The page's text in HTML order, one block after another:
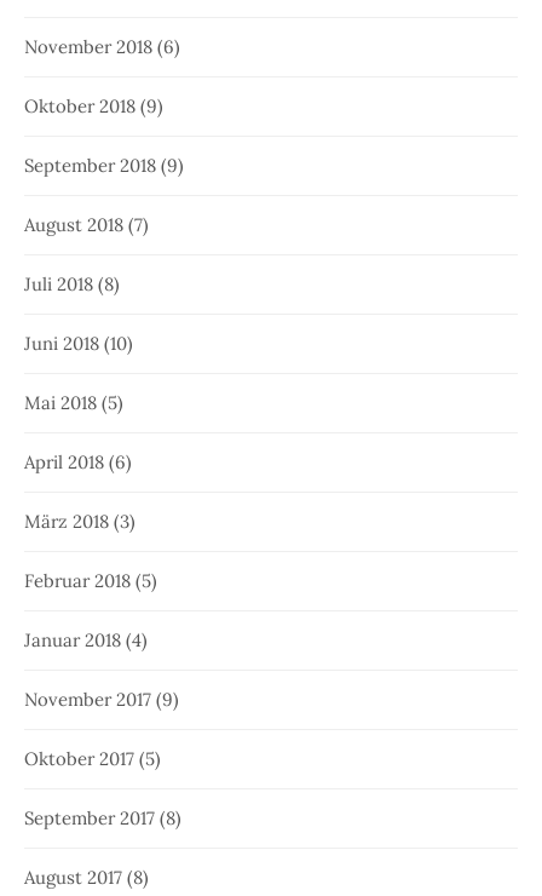
November 2018 (6)
Oktober 2018 (9)
September 2018 (9)
August 2018 (7)
Juli 2018 (8)
Juni 2018 (10)
Mai 2018 (5)
April 2018 (6)
März 2018 (3)
Februar 2018 (5)
Januar 2018 (4)
November 2017 (9)
Oktober 2017 (5)
September 2017 (8)
August 2017 (8)